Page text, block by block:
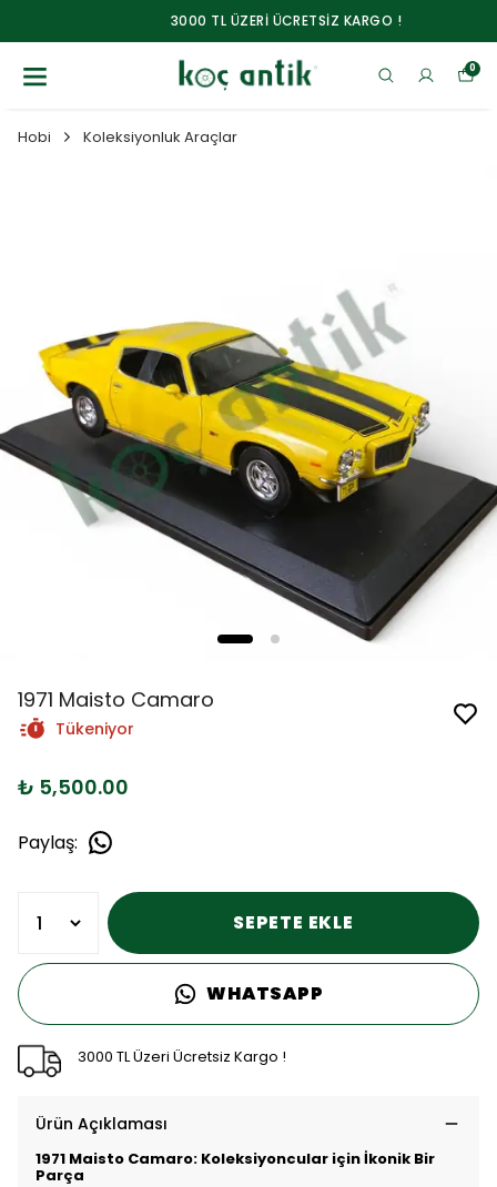
3000 TL ÜZERİ ÜCRETSİZ KARGO !
0
Hobi Koleksiyonluk Araçlar
1971 Maisto Camaro
Tükeniyor
₺ 5,500.00
Paylaş:
SEPETE EKLE
WHATSAPP
3000 TL Üzeri Ücretsiz Kargo !
Ürün Açıklaması
1971 Maisto Camaro: Koleksiyoncular için İkonik Bir
Parça